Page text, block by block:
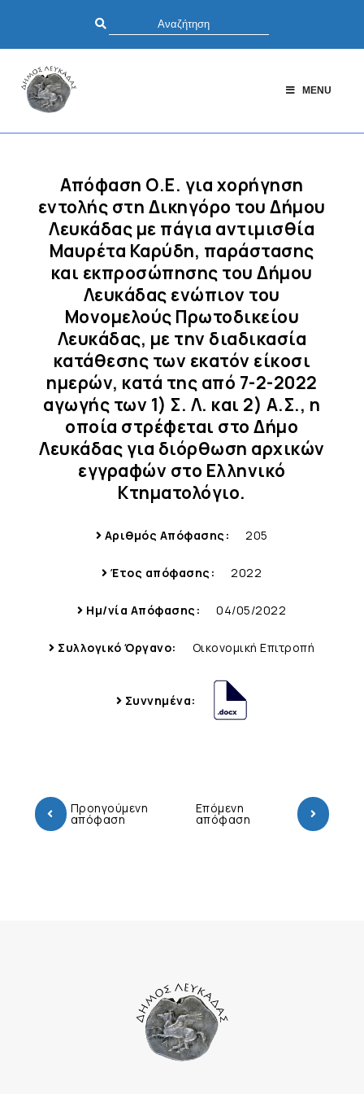
MENU
Απόφαση Ο.Ε. για χορήγηση
εντολής στη Δικηγόρο του Δήμου
Λευκάδας με πάγια αντιμισθία
Μαυρέτα Καρύδη, παράστασης
και εκπροσώπησης του Δήμου
Λευκάδας ενώπιον του
Moνoμελούς Πρωτοδικείου
Λευκάδας, με την διαδικασία
κατάθεσης των εκατόν είκοσι
ημερών, κατά της από 7-2-2022
αγωγής των 1) Σ. Λ. και 2) Α.Σ., η
οποία στρέφεται στο Δήμο
Λευκάδας για διόρθωση αρχικών
εγγραφών στο Ελληνικό
Κτηματολόγιο.
Αριθμός Απόφασης: 205
Έτος απόφασης: 2022
Ημ/νία Απόφασης: 04/05/2022
Συλλογικό Όργανο: Οικονομική Επιτροπή
Συννημένα:
Προηγούμενη
απόφαση
Επόμενη
απόφαση